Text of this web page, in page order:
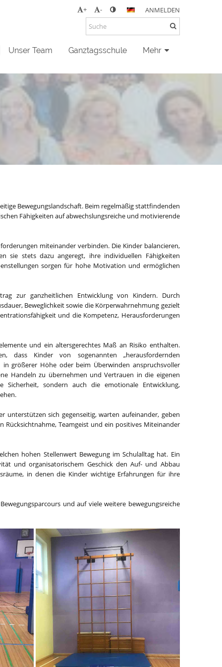
+ - ANMELDEN
Unser Team Ganztagsschule Mehr
Bewegungslandschaft. Beim regelmäßig stattfindenden
Fähigkeiten auf abwechslungsreiche und motivierende
miteinander verbinden. Die Kinder balancieren,
sie stets dazu angeregt, ihre individuellen Fähigkeiten
sorgen für hohe Motivation und ermöglichen
zur ganzheitlichen Entwicklung von Kindern. Durch
Beweglichkeit sowie die Körperwahrnehmung gezielt
und die Kompetenz, Herausforderungen
und ein altersgerechtes Maß an Risiko enthalten.
dass Kinder von sogenannten „herausfordernden
größerer Höhe oder beim Überwinden anspruchsvoller
Handeln zu übernehmen und Vertrauen in die eigenen
sondern auch die emotionale Entwicklung,
unterstützen sich gegenseitig, warten aufeinander, geben
Rücksichtnahme, Teamgeist und ein positives Miteinander
hohen Stellenwert Bewegung im Schulalltag hat. Ein
und organisatorischem Geschick den Auf- und Abbau
in denen die Kinder wichtige Erfahrungen für ihre
und auf viele weitere bewegungsreiche